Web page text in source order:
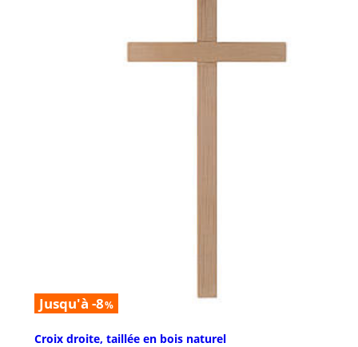
Jusqu'à -8%
Croix droite, taillée en bois naturel